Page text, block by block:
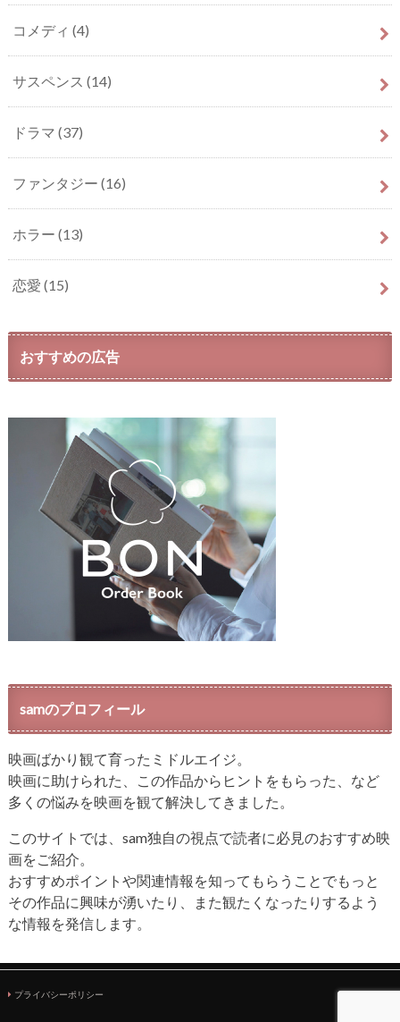
コメディ (4)
サスペンス (14)
ドラマ (37)
ファンタジー (16)
ホラー (13)
恋愛 (15)
おすすめの広告
samのプロフィール
映画ばかり観て育ったミドルエイジ。
映画に助けられた、この作品からヒントをもらった、など
多くの悩みを映画を観て解決してきました。
このサイトでは、sam独自の視点で読者に必見のおすすめ映
画をご紹介。
おすすめポイントや関連情報を知ってもらうことでもっと
その作品に興味が湧いたり、また観たくなったりするよう
な情報を発信します。
プライバシーポリシー